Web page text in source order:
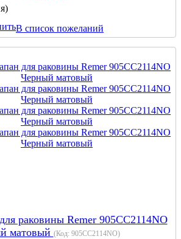
В список пожеланий
раковины Remer 905CC2114NO
матовый (Код: 905CC2114NO)